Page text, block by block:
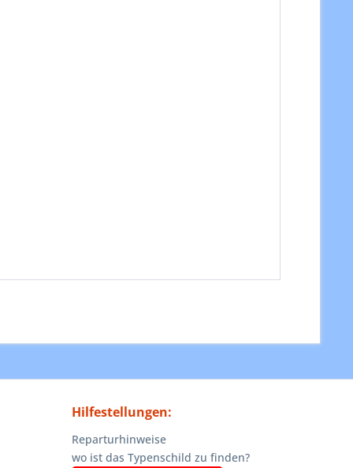
Hilfestellungen:
Reparturhinweise
wo ist das Typenschild zu finden?